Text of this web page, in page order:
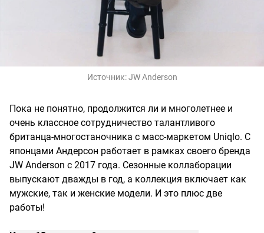
Источник:JW Anderson
Пока не понятно, продолжится ли и многолетнее и
очень классное сотрудничество талантливого
британца-многостаночника с масс-маркетом Uniqlo. С
японцами Андерсон работает в рамках своего бренда
JW Anderson с 2017 года. Сезонные коллаборации
выпускают дважды в год, а коллекция включает как
мужские, так и женские модели. И это плюс две
работы!